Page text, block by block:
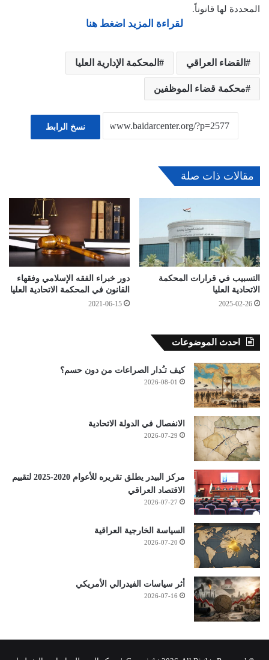
المحددة لها قانوناً.
لقراءة المزيد اضغط هنا
القضاء العراقي المحكمة الإدارية العليا
محكمة قضاء الموظفين
نسخ الرابط
مقالات ذات صلة
التسبيب في قرارات المحكمة
الاتحادية العليا
2025-02-26
دور خبراء الفقه الإسلامي وفقهاء
القانون في المحكمة الاتحادية العليا
2021-06-15
احدث الموضوعات
كيف تـُدار الصراعات من دون حسم؟
2026-08-01
الانفصال في الدولة الاتحادية
2026-07-29
مركز البيدر يطلق تقريره للأعوام 2020-2025 لتقييم
الاقتصاد العراقي
2026-07-27
السياسة الخارجية العراقية
2026-07-20
أثر سياسات الفيدرالي الأمريكي
2026-07-16